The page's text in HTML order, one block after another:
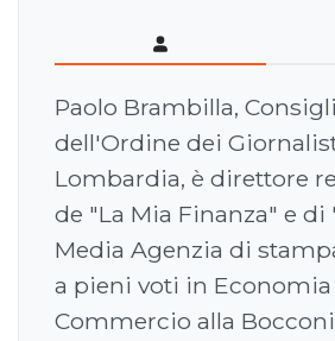
Paolo Brambilla,
dell'Ordine dei
Lombardia, è direttore
de "La Mia Finanza" e
Media Agenzia di
a pieni voti in Economia
Commercio alla